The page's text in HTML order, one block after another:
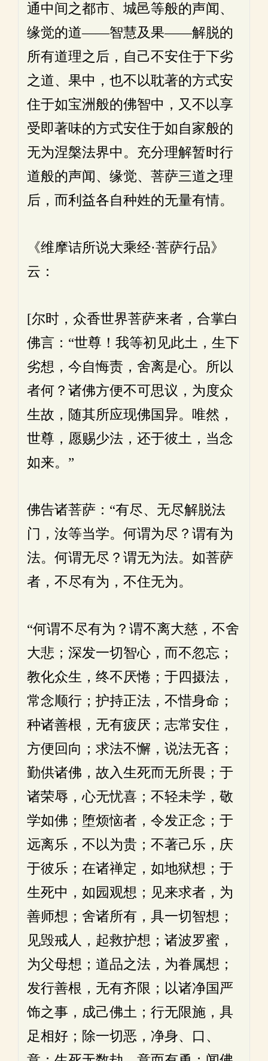
通中间之都市、城邑等般的声闻、
缘觉的道——智慧及果——解脱的
所有道理之后，自己不安住于下劣
之道、果中，也不以耽著的方式安
住于如宝洲般的佛智中，又不以享
受即著味的方式安住于如自家般的
无为涅槃法界中。充分理解暂时行
道般的声闻、缘觉、菩萨三道之理
后，而利益各自种姓的无量有情。
《维摩诘所说大乘经·菩萨行品》
云：
[尔时，众香世界菩萨来者，合掌白
佛言：“世尊！我等初见此土，生下
劣想，今自悔责，舍离是心。所以
者何？诸佛方便不可思议，为度众
生故，随其所应现佛国异。唯然，
世尊，愿赐少法，还于彼土，当念
如来。”
佛告诸菩萨：“有尽、无尽解脱法
门，汝等当学。何谓为尽？谓有为
法。何谓无尽？谓无为法。如菩萨
者，不尽有为，不住无为。
“何谓不尽有为？谓不离大慈，不舍
大悲；深发一切智心，而不忽忘；
教化众生，终不厌惓；于四摄法，
常念顺行；护持正法，不惜身命；
种诸善根，无有疲厌；志常安住，
方便回向；求法不懈，说法无吝；
勤供诸佛，故入生死而无所畏；于
诸荣辱，心无忧喜；不轻未学，敬
学如佛；堕烦恼者，令发正念；于
远离乐，不以为贵；不著己乐，庆
于彼乐；在诸禅定，如地狱想；于
生死中，如园观想；见来求者，为
善师想；舍诸所有，具一切智想；
见毁戒人，起救护想；诸波罗蜜，
为父母想；道品之法，为眷属想；
发行善根，无有齐限；以诸净国严
饰之事，成己佛土；行无限施，具
足相好；除一切恶，净身、口、